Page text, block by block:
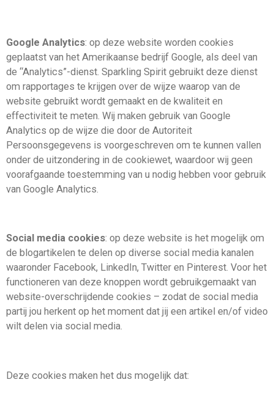
Google Analytics: op deze website worden cookies
geplaatst van het Amerikaanse bedrijf Google, als deel van
de “Analytics”-dienst. Sparkling Spirit gebruikt deze dienst
om rapportages te krijgen over de wijze waarop van de
website gebruikt wordt gemaakt en de kwaliteit en
effectiviteit te meten. Wij maken gebruik van Google
Analytics op de wijze die door de Autoriteit
Persoonsgegevens is voorgeschreven om te kunnen vallen
onder de uitzondering in de cookiewet, waardoor wij geen
voorafgaande toestemming van u nodig hebben voor gebruik
van Google Analytics.
Social media cookies: op deze website is het mogelijk om
de blogartikelen te delen op diverse social media kanalen
waaronder Facebook, LinkedIn, Twitter en Pinterest. Voor het
functioneren van deze knoppen wordt gebruikgemaakt van
website-overschrijdende cookies – zodat de social media
partij jou herkent op het moment dat jij een artikel en/of video
wilt delen via social media.
Deze cookies maken het dus mogelijk dat: